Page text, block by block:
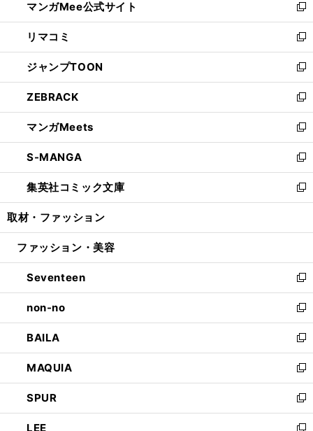
く
ド
ウ
で
開
く
ィ
ン
ド
ウ
で
開
く
い
ウ
ィ
ン
ド
ウ
で
開
く
マンガMee公式サイト
新
し
い
ウ
ィ
ン
ド
ウ
で
開
く
リマコミ
新
し
い
ウ
ィ
ン
ド
ウ
で
開
く
ジャンプTOON
新
し
い
ウ
ィ
ン
ド
ウ
で
開
ZEBRACK
新
し
い
ウ
ィ
ン
ド
ウ
開
マンガMeets
新
し
い
ウ
ィ
ン
ウ
開
く
S-MANGA
新
し
い
ウ
ン
ウ
で
開
く
集英社コミック文庫
新
し
ウ
ン
ド
ウ
で
開
く
取材・ファッション
ファッション・美容
Seventeen
新
し
い
ウ
ィ
ン
ド
ウ
で
開
く
non-no
新
し
い
ウ
ィ
ン
ド
ウ
で
BAILA
新
し
い
ウ
ィ
ン
MAQUIA
新
し
い
ウ
SPUR
新
し
LEE